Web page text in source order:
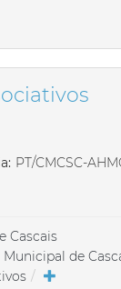
PT/CMCSC-
Cascais
de